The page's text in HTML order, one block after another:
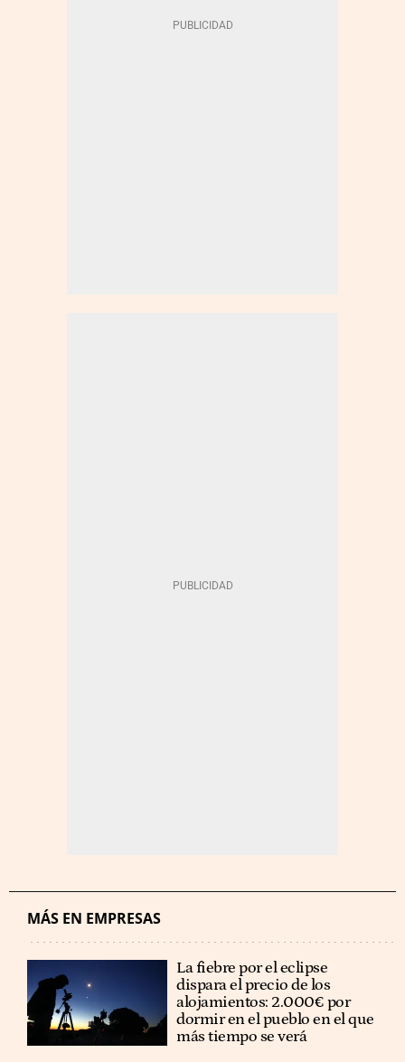
MÁS EN EMPRESAS
La fiebre por el eclipse
dispara el precio de los
alojamientos: 2.000€ por
dormir en el pueblo en el que
más tiempo se verá